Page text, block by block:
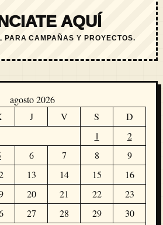
AQUÍ
PARA CAMPAÑAS Y PROYECTOS.
agosto 2026
J V S
D
1
2
6 7 8
9
13 14 15
16
20 21 22
23
27 28 29
30